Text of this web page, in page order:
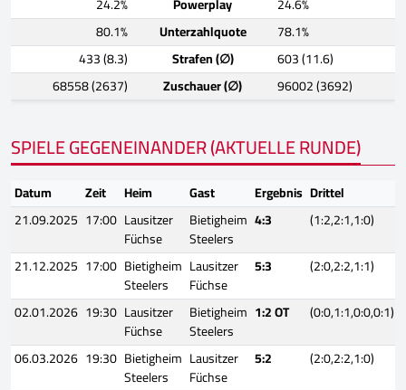
24.2%
Powerplay
24.6%
80.1%
Unterzahlquote
78.1%
433 (8.3)
Strafen (∅)
603 (11.6)
68558 (2637)
Zuschauer (∅) 96002 (3692)
SPIELE GEGENEINANDER (AKTUELLE RUNDE)
Datum Zeit Heim Gast Ergebnis Drittel
21.09.2025 17:00 Lausitzer
Füchse
Bietigheim
Steelers
4:3
(1:2,2:1,1:0)
21.12.2025 17:00 Bietigheim
Steelers
Lausitzer
Füchse
5:3
(2:0,2:2,1:1)
02.01.2026 19:30 Lausitzer
Füchse
Bietigheim
Steelers
1:2 OT
(0:0,1:1,0:0,0:1)
06.03.2026 19:30 Bietigheim
Steelers
Lausitzer
Füchse
5:2 (2:0,2:2,1:0)